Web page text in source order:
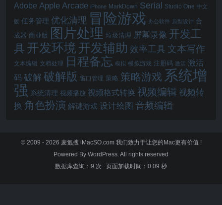
Adobe Apple Arcade iPhone MarkDown Serial Studio One 中文
版 任务管理 优化清理 冒险游戏 办公软件 原型设计 合
成器 商业版 图片处理 垃圾清理 屏幕录像 开发工
具 开发环境 开发辅助 效率工具 文本写作
文本编辑 文档处理 日程备忘 模拟 模拟游戏 注册码 激活 激活
码 破解 破解版 窗口管理 策略 策略游戏 系统增
强 系统清理 视频播放 视频格式转换 视频编辑 视频转
换 角色扮演 解谜游戏 设计绘图 音频编辑
© 2009 - 2026 麦氪搜 iMacSO.com 我们致力于让您的Mac更有价值 !
Powered By WordPress. All rights reserved
数据库查询：9 次 . 页面加载时间：0.09 秒